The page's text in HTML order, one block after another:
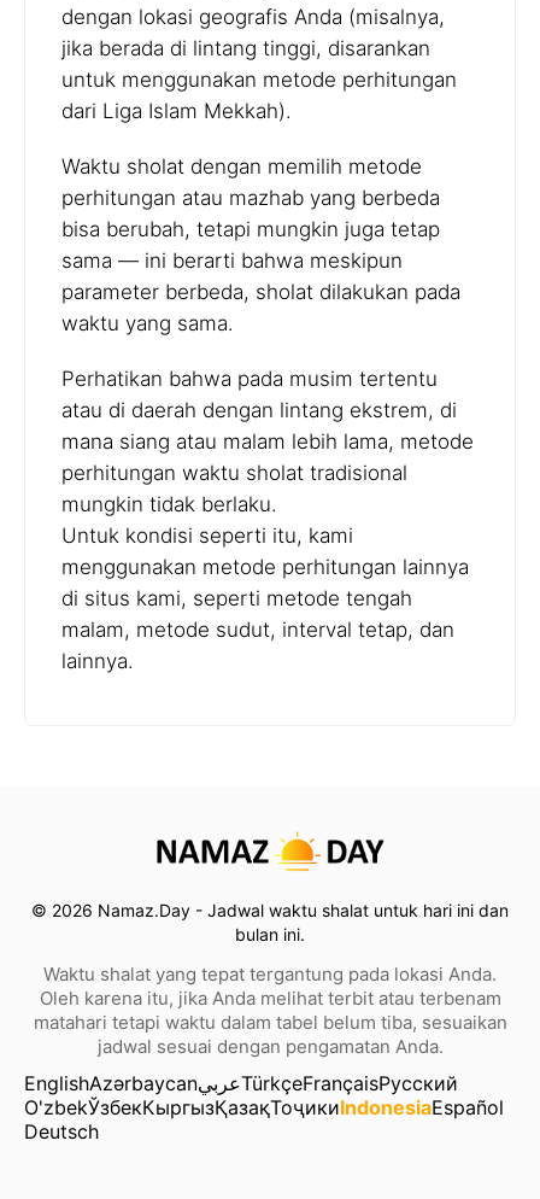
dengan lokasi geografis Anda (misalnya,
jika berada di lintang tinggi, disarankan
untuk menggunakan metode perhitungan
dari Liga Islam Mekkah).
Waktu sholat dengan memilih metode
perhitungan atau mazhab yang berbeda
bisa berubah, tetapi mungkin juga tetap
sama — ini berarti bahwa meskipun
parameter berbeda, sholat dilakukan pada
waktu yang sama.
Perhatikan bahwa pada musim tertentu
atau di daerah dengan lintang ekstrem, di
mana siang atau malam lebih lama, metode
perhitungan waktu sholat tradisional
mungkin tidak berlaku.
Untuk kondisi seperti itu, kami
menggunakan metode perhitungan lainnya
di situs kami, seperti metode tengah
malam, metode sudut, interval tetap, dan
lainnya.
© 2026 Namaz.Day - Jadwal waktu shalat untuk hari ini dan
bulan ini.
Waktu shalat yang tepat tergantung pada lokasi Anda.
Oleh karena itu, jika Anda melihat terbit atau terbenam
matahari tetapi waktu dalam tabel belum tiba, sesuaikan
jadwal sesuai dengan pengamatan Anda.
EnglishAzərbaycanعربيTürkçeFrançaisРусский
O'zbekЎзбекКыргызҚазақТоҷикиIndonesiaEspañol
Deutsch